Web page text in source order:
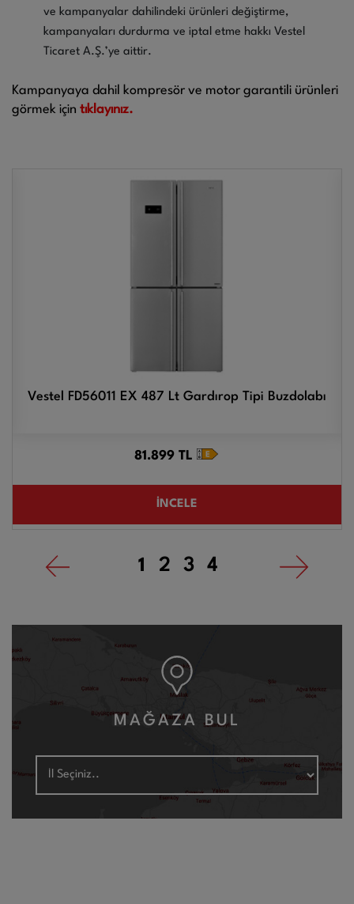
ve kampanyalar dahilindeki ürünleri değiştirme,
kampanyaları durdurma ve iptal etme hakkı Vestel
Ticaret A.Ş.’ye aittir.
Kampanyaya dahil kompresör ve motor garantili ürünleri
görmek için tıklayınız.
Vestel FD56011 EX 487 Lt Gardırop Tipi Buzdolabı
81.899 TL
İNCELE
1 2 3 4
MAĞAZA BUL